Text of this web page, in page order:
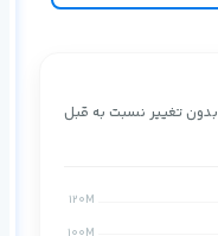
بدون تغییر نسبت به قبل